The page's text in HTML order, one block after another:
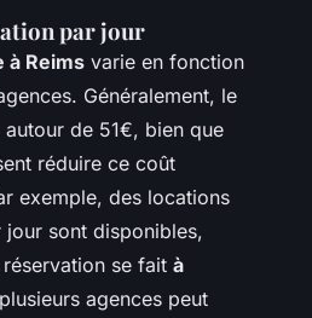
par jour
à Reims varie en fonction
Généralement, le
de 51€, bien que
réduire ce coût
exemple, des locations
sont disponibles,
se fait à
agences peut